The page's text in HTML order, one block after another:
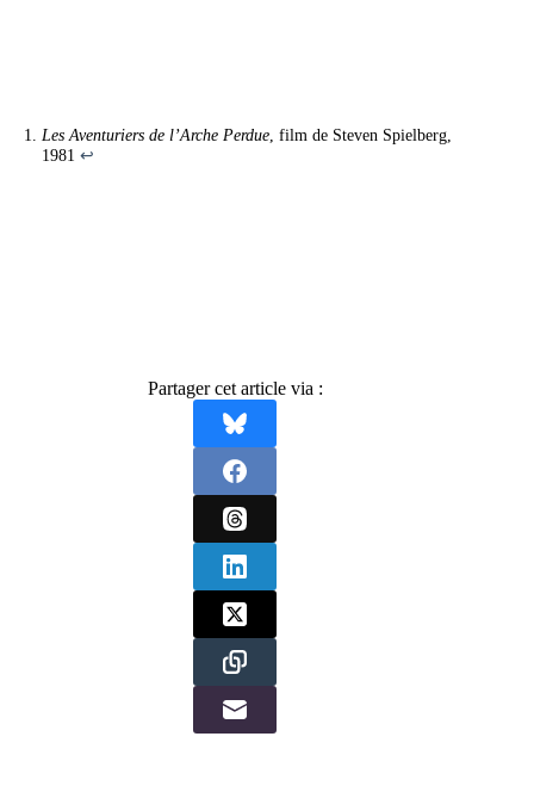
Les Aventuriers de l’Arche Perdue , film de Steven Spielberg,
1981 ↩︎
Partager cet article via :